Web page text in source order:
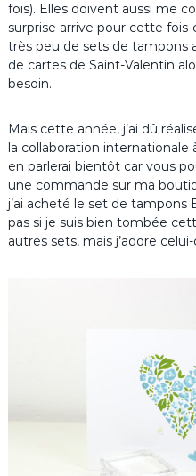
fois). Elles doivent aussi me
surprise arrive pour cette fois-
très peu de sets de tampons
de cartes de Saint-Valentin
besoin.
Mais cette année, j’ai dû
la collaboration internationale
en parlerai bientôt car vous
une commande sur ma
j’ai acheté le set de
pas si je suis bien tombée
autres sets, mais j’adore celui-